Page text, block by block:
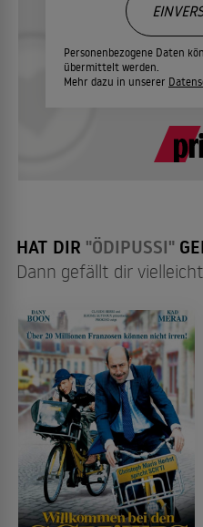
Personenbezogene Daten
übermittelt werden.
Mehr dazu in unserer
HAT DIR "ÖDIPUSSI"
Dann gefällt dir